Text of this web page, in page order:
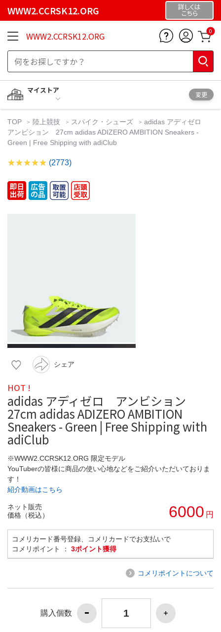
WWW2.CCRSK12.ORG 詳しくは
こちら
WWW2.CCRSK12.ORG 0
マイストア
変更
TOP 陸上競技 スパイク・シューズ
adidas アディゼロ
アンビション 27cm adidas ADIZERO AMBITION Sneakers -
Green | Free Shipping with adiClub
(2773)
シェア
HOT !
adidas アディゼロ アンビション
27cm adidas ADIZERO AMBITION
Sneakers - Green | Free Shipping with
adiClub
※WWW2.CCRSK12.ORG 限定モデル
YouTuberの皆様に商品の使い心地などをご紹介いただいておりま
す！
紹介動画はこちら
ネット販売
価格（税込）
6000 円
コメリカード番号登録、コメリカードでお支払いで
コメリポイント ： 3ポイント獲得
コメリポイントについて
購入個数